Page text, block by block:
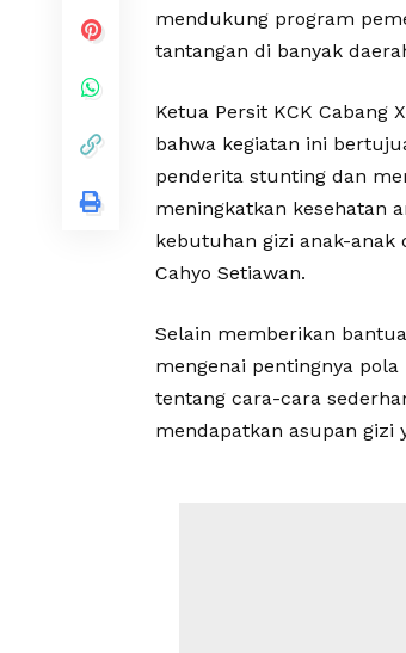
mendukung program
tantangan di banyak
Ketua Persit KCK Cabang
bahwa kegiatan ini
penderita stunting dan
meningkatkan kesehatan
kebutuhan gizi anak-anak
Cahyo Setiawan.
Selain memberikan
mengenai pentingnya
tentang cara-cara
mendapatkan asupan gizi